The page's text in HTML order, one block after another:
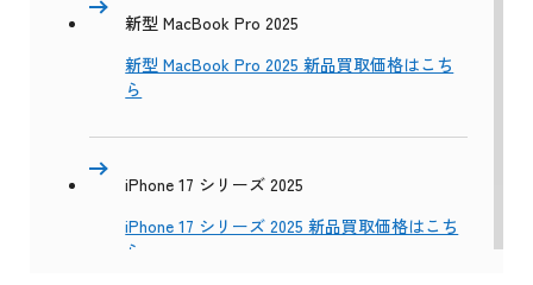
新型 MacBook Pro 2025
新型 MacBook Pro 2025 新品買取価格はこち
ら
iPhone 17 シリーズ 2025
iPhone 17 シリーズ 2025 新品買取価格はこち
ら